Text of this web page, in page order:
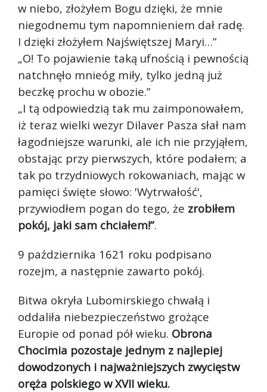
w niebo, złożyłem Bogu dzięki, że mnie
niegodnemu tym napomnieniem dał radę.
I dzięki złożyłem Najświętszej Maryi…”
„O! To pojawienie taką ufnością i pewnością
natchnęło mnieóg miły, tylko jedną już
beczkę prochu w obozie.”
„I tą odpowiedzią tak mu zaimponowałem,
iż teraz wielki wezyr Dilaver Pasza słał nam
łagodniejsze warunki, ale ich nie przyjąłem,
obstając przy pierwszych, które podałem; a
tak po trzydniowych rokowaniach, mając w
pamięci święte słowo: 'Wytrwałość',
przywiodłem pogan do tego, że zrobiłem
pokój, jaki sam chciałem!”.
9 października 1621 roku podpisano
rozejm, a następnie zawarto pokój.
Bitwa okryła Lubomirskiego chwałą i
oddaliła niebezpieczeństwo grożące
Europie od ponad pół wieku. Obrona
Chocimia pozostaje jednym z najlepiej
dowodzonych i najważniejszych zwycięstw
oręża polskiego w XVII wieku.